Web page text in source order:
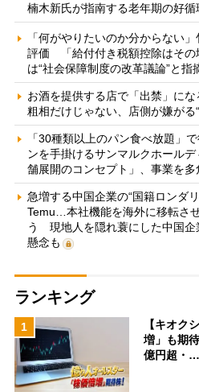
楠木新氏が指南する老年期の好
「何がやりたいのか分からない
評価 「給付付き税額控除はその
は“社会保障制度の改革議論”と指
お酒を提供する店で「出禁」に
粗相だけじゃない、店側が嫌がる
「30種類以上のパン食べ放題」
ンを手掛けるサンマルクホール
舗展開のコンセプト」、事業を
急増する中国企業の“国籍ロンダ
Temu…本社機能を海外に移転さ
う 現地人を隠れ蓑にした中国企
懸念も
ランキング
1
【キオク
増」も期
億円超・…